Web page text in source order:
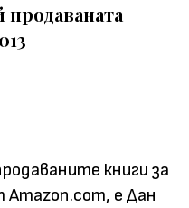
книги за
е Дан